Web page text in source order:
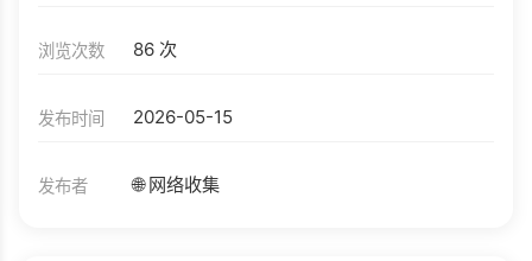
浏览次数 86 次
发布时间 2026-05-15
发布者 🌐 网络收集